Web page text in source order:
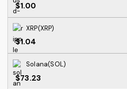
$1.00
XRP(XRP)
$1.04
Solana(SOL)
$73.23